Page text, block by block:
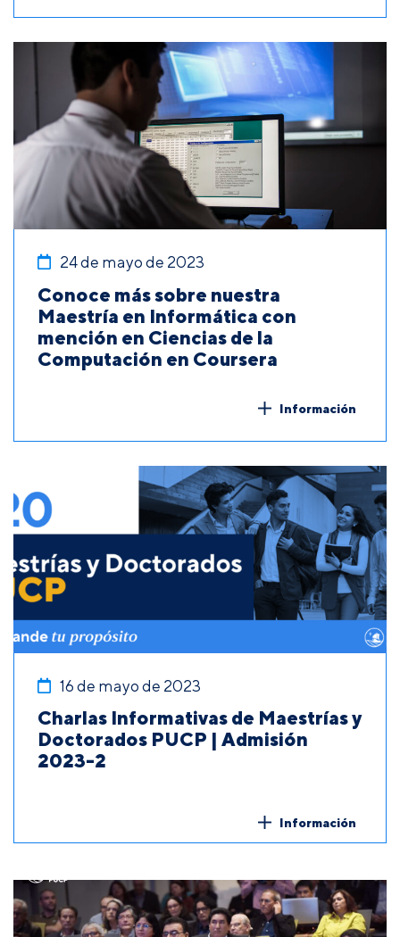
24 de mayo de 2023
Conoce más sobre nuestra
Maestría en Informática con
mención en Ciencias de la
Computación en Coursera
Información
16 de mayo de 2023
Charlas Informativas de Maestrías y
Doctorados PUCP | Admisión
2023-2
Información